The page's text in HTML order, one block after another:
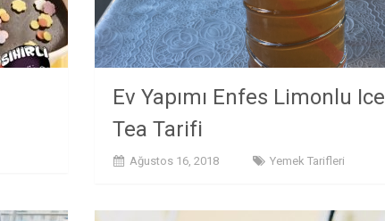
Ev Yapımı Enfes Limonlu Ice
Tea Tarifi
Ağustos 16, 2018 Yemek Tarifleri